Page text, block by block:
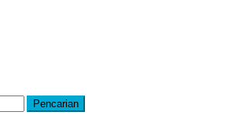
Pencarian